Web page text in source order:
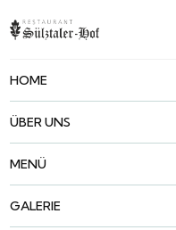
HOME
ÜBER UNS
MENÜ
GALERIE